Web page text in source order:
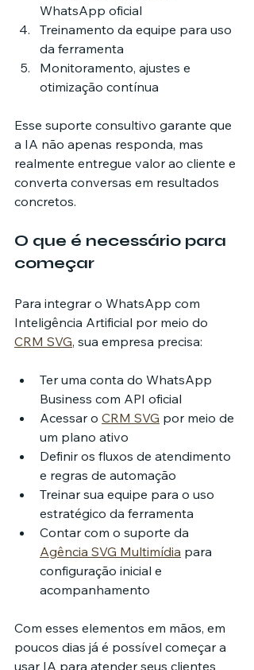
WhatsApp oficial
Treinamento da equipe para uso
da ferramenta
Monitoramento, ajustes e
otimização contínua
Esse suporte consultivo garante que
a IA não apenas responda, mas
realmente entregue valor ao cliente e
converta conversas em resultados
concretos.
O que é necessário para
começar
Para integrar o WhatsApp com
Inteligência Artificial por meio do
CRM SVG, sua empresa precisa:
Ter uma conta do WhatsApp
Business com API oficial
Acessar o CRM SVG por meio de
um plano ativo
Definir os fluxos de atendimento
e regras de automação
Treinar sua equipe para o uso
estratégico da ferramenta
Contar com o suporte da
Agência SVG Multimídia para
configuração inicial e
acompanhamento
Com esses elementos em mãos, em
poucos dias já é possível começar a
usar IA para atender seus clientes